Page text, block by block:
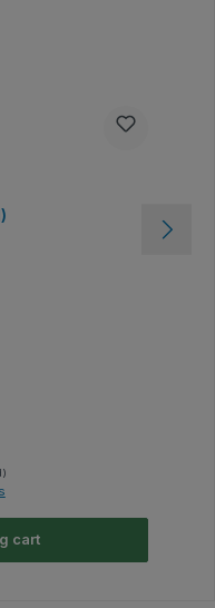
cart